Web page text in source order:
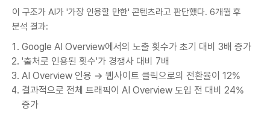
이 구조가 AI가 '가장 인용할 만한' 콘텐츠라고 판단했다. 6개월 후
분석 결과:
Google AI Overview에서의 노출 횟수가 초기 대비 3배 증가
'출처로 인용된 횟수'가 경쟁사 대비 7배
AI Overview 인용 → 웹사이트 클릭으로의 전환율이 12%
결과적으로 전체 트래픽이 AI Overview 도입 전 대비 24%
증가